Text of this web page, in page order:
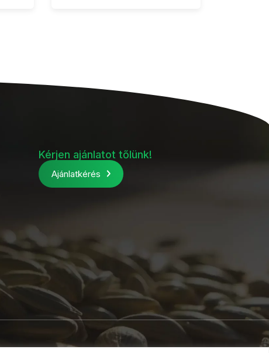
Kérjen ajánlatot tőlünk!
Ajánlatkérés